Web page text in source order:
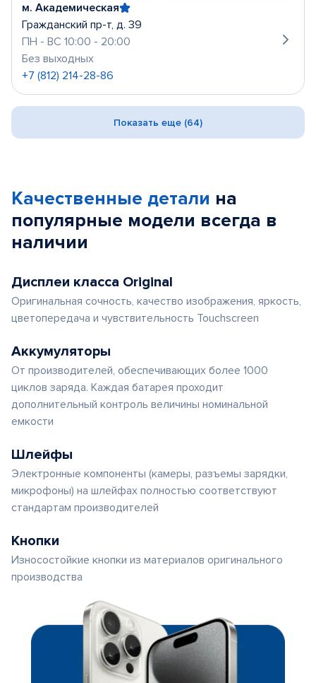
м. Академическая
Гражданский пр-т, д. 39
ПН - ВС 10:00 - 20:00
Без выходных
+7 (812) 214-28-86
Показать еще (64)
Качественные детали на
популярные модели всегда в
наличии
Дисплеи класса Original
Оригинальная сочность, качество изображения, яркость,
цветопередача и чувствительность Touchscreen
Аккумуляторы
От производителей, обеспечивающих более 1000
циклов заряда. Каждая батарея проходит
дополнительный контроль величины номинальной
емкости
Шлейфы
Электронные компоненты (камеры, разъемы зарядки,
микрофоны) на шлейфах полностью соответствуют
стандартам производителей
Кнопки
Износостойкие кнопки из материалов оригинального
производства